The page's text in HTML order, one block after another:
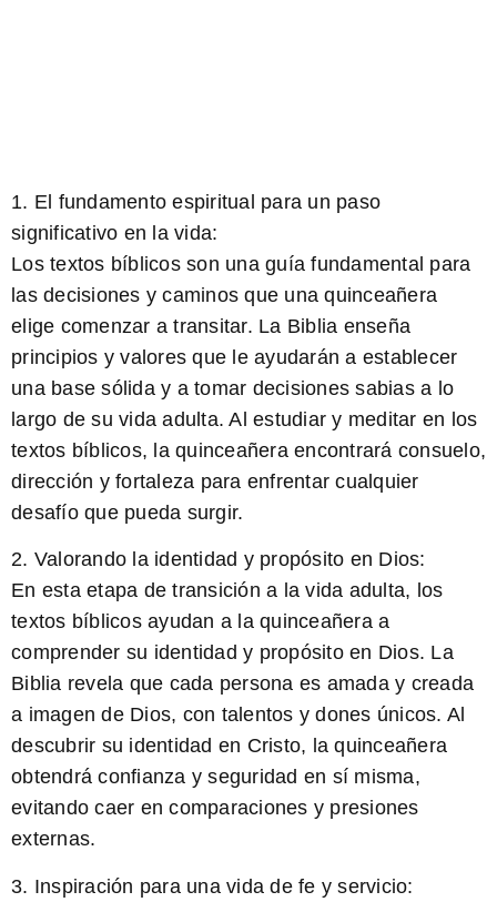
1. El fundamento espiritual para un paso
significativo en la vida:
Los textos bíblicos son una guía fundamental para
las decisiones y caminos que una quinceañera
elige comenzar a transitar. La Biblia enseña
principios y valores que le ayudarán a establecer
una base sólida y a tomar decisiones sabias a lo
largo de su vida adulta. Al estudiar y meditar en los
textos bíblicos, la quinceañera encontrará consuelo,
dirección y fortaleza para enfrentar cualquier
desafío que pueda surgir.
2. Valorando la identidad y propósito en Dios:
En esta etapa de transición a la vida adulta, los
textos bíblicos ayudan a la quinceañera a
comprender su identidad y propósito en Dios. La
Biblia revela que cada persona es amada y creada
a imagen de Dios, con talentos y dones únicos. Al
descubrir su identidad en Cristo, la quinceañera
obtendrá confianza y seguridad en sí misma,
evitando caer en comparaciones y presiones
externas.
3. Inspiración para una vida de fe y servicio: